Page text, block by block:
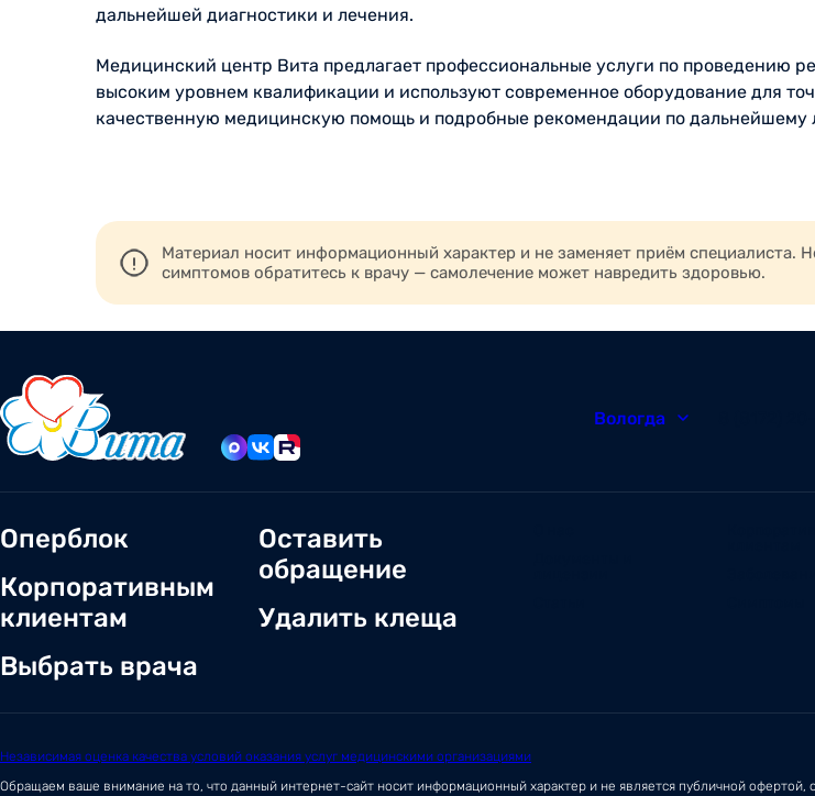
дальнейшей диагностики и лечения.
Медицинский центр Вита предлагает профессиональные услуги по проведению
высоким уровнем квалификации и используют современное оборудование для
качественную медицинскую помощь и подробные рекомендации по дальнейшему
Материал носит информационный характер и не заменяет приём специалиста.
симптомов обратитесь к врачу — самолечение может навредить здоровью.
Вологда
Оперблок
Корпоративным
клиентам
Выбрать врача
Оставить
обращение
Удалить клеща
Независимая оценка качества условий оказания услуг медицинскими организациями
Обращаем ваше внимание на то, что данный интернет-сайт носит информационный характер и не является публичной